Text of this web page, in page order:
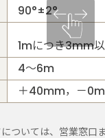
90°±2°
1mにつき3mm
4～6m
＋40mm，－
ついては、営業窓口